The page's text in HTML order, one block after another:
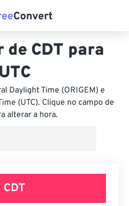
de CDT para
UTC
Daylight Time (ORIGEM) e
(UTC). Clique no campo de
alterar a hora.
CDT